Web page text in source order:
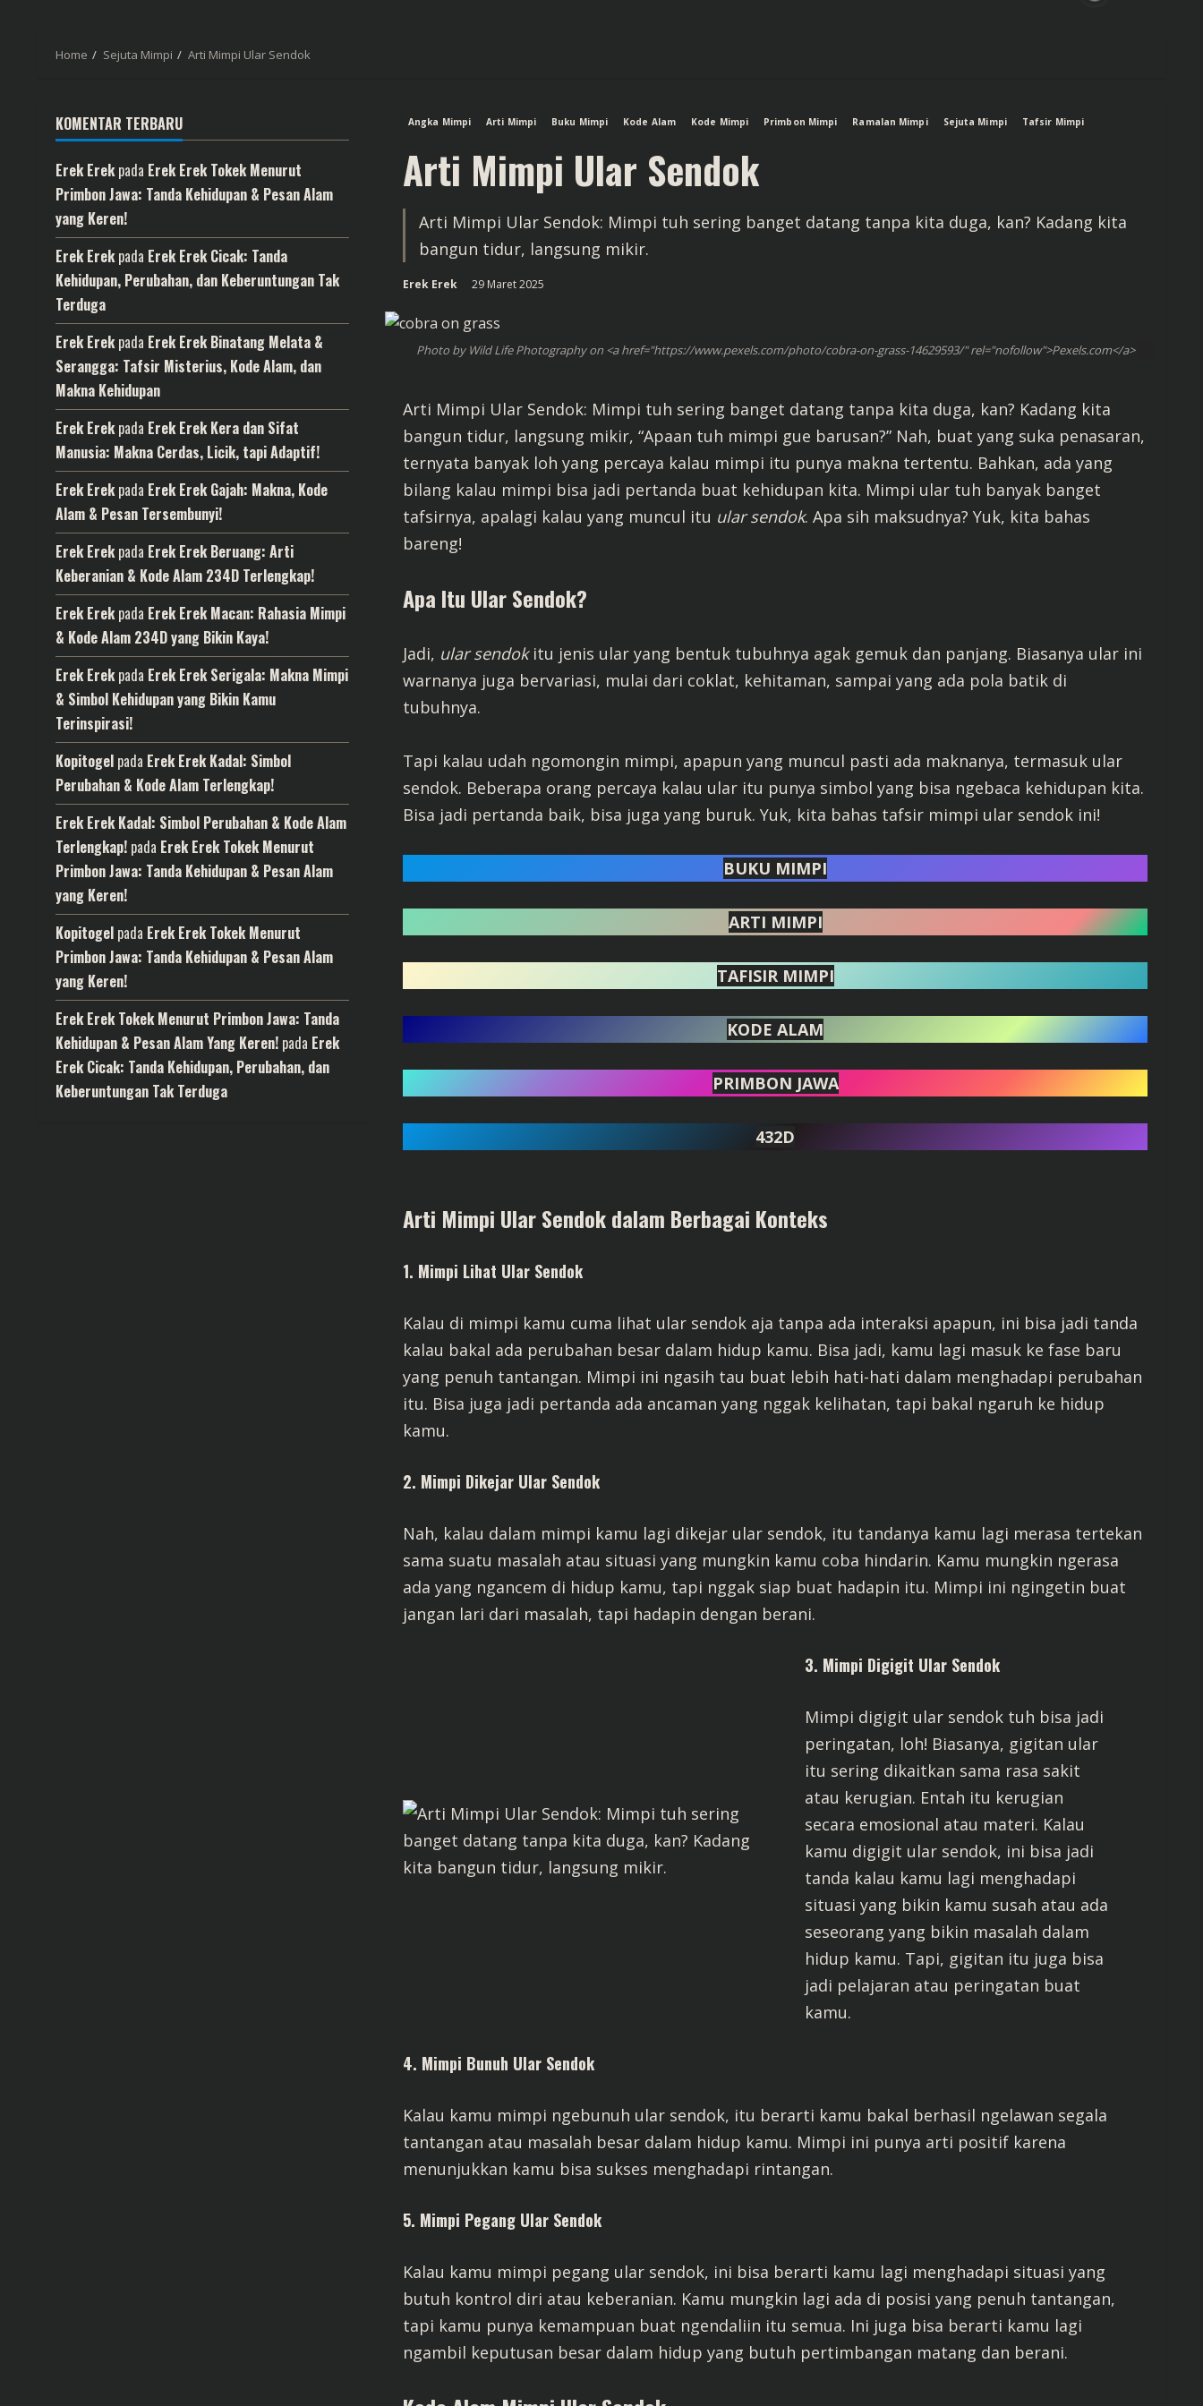
Home Sejuta Mimpi Arti Mimpi Ular Sendok
Angka Mimpi Arti Mimpi Buku Mimpi Kode Alam Kode Mimpi Primbon Mimpi Ramalan Mimpi Sejuta Mimpi Tafsir Mimpi
Arti Mimpi Ular Sendok
Arti Mimpi Ular Sendok: Mimpi tuh sering banget datang tanpa kita duga, kan? Kadang kita
bangun tidur, langsung mikir.
Erek Erek 29 Maret 2025
Photo by Wild Life Photography on <a href="https://www.pexels.com/photo/cobra-on-grass-14629593/" rel="nofollow">Pexels.com</a>
Arti Mimpi Ular Sendok: Mimpi tuh sering banget datang tanpa kita duga, kan? Kadang kita
bangun tidur, langsung mikir, “Apaan tuh mimpi gue barusan?” Nah, buat yang suka penasaran,
ternyata banyak loh yang percaya kalau mimpi itu punya makna tertentu. Bahkan, ada yang
bilang kalau mimpi bisa jadi pertanda buat kehidupan kita. Mimpi ular tuh banyak banget
tafsirnya, apalagi kalau yang muncul itu ular sendok. Apa sih maksudnya? Yuk, kita bahas
bareng!
Apa Itu Ular Sendok?
Jadi, ular sendokitu jenis ular yang bentuk tubuhnya agak gemuk dan panjang. Biasanya ular ini
warnanya juga bervariasi, mulai dari coklat, kehitaman, sampai yang ada pola batik di
tubuhnya.
Tapi kalau udah ngomongin mimpi, apapun yang muncul pasti ada maknanya, termasuk ular
sendok. Beberapa orang percaya kalau ular itu punya simbol yang bisa ngebaca kehidupan kita.
Bisa jadi pertanda baik, bisa juga yang buruk. Yuk, kita bahas tafsir mimpi ular sendok ini!
BUKU MIMPI
ARTI MIMPI
TAFISIR MIMPI
KODE ALAM
PRIMBON JAWA
432D
Arti Mimpi Ular Sendok dalam Berbagai Konteks
1. Mimpi Lihat Ular Sendok
Kalau di mimpi kamu cuma lihat ular sendok aja tanpa ada interaksi apapun, ini bisa jadi tanda
kalau bakal ada perubahan besar dalam hidup kamu. Bisa jadi, kamu lagi masuk ke fase baru
yang penuh tantangan. Mimpi ini ngasih tau buat lebih hati-hati dalam menghadapi perubahan
itu. Bisa juga jadi pertanda ada ancaman yang nggak kelihatan, tapi bakal ngaruh ke hidup
kamu.
2. Mimpi Dikejar Ular Sendok
Nah, kalau dalam mimpi kamu lagi dikejar ular sendok, itu tandanya kamu lagi merasa tertekan
sama suatu masalah atau situasi yang mungkin kamu coba hindarin. Kamu mungkin ngerasa
ada yang ngancem di hidup kamu, tapi nggak siap buat hadapin itu. Mimpi ini ngingetin buat
jangan lari dari masalah, tapi hadapin dengan berani.
3. Mimpi Digigit Ular Sendok
Mimpi digigit ular sendok tuh bisa jadi
peringatan, loh! Biasanya, gigitan ular
itu sering dikaitkan sama rasa sakit
atau kerugian. Entah itu kerugian
secara emosional atau materi. Kalau
kamu digigit ular sendok, ini bisa jadi
tanda kalau kamu lagi menghadapi
situasi yang bikin kamu susah atau ada
seseorang yang bikin masalah dalam
hidup kamu. Tapi, gigitan itu juga bisa
jadi pelajaran atau peringatan buat
kamu.
4. Mimpi Bunuh Ular Sendok
Kalau kamu mimpi ngebunuh ular sendok, itu berarti kamu bakal berhasil ngelawan segala
tantangan atau masalah besar dalam hidup kamu. Mimpi ini punya arti positif karena
menunjukkan kamu bisa sukses menghadapi rintangan.
5. Mimpi Pegang Ular Sendok
Kalau kamu mimpi pegang ular sendok, ini bisa berarti kamu lagi menghadapi situasi yang
butuh kontrol diri atau keberanian. Kamu mungkin lagi ada di posisi yang penuh tantangan,
tapi kamu punya kemampuan buat ngendaliin itu semua. Ini juga bisa berarti kamu lagi
ngambil keputusan besar dalam hidup yang butuh pertimbangan matang dan berani.
KOMENTAR TERBARU
Erek Erekpada Erek Erek Tokek Menurut
Primbon Jawa: Tanda Kehidupan & Pesan Alam
yang Keren!
Erek Erekpada Erek Erek Cicak: Tanda
Kehidupan, Perubahan, dan Keberuntungan Tak
Terduga
Erek Erekpada Erek Erek Binatang Melata &
Serangga: Tafsir Misterius, Kode Alam, dan
Makna Kehidupan
Erek Erekpada Erek Erek Kera dan Sifat
Manusia: Makna Cerdas, Licik, tapi Adaptif!
Erek Erekpada Erek Erek Gajah: Makna, Kode
Alam & Pesan Tersembunyi!
Erek Erekpada Erek Erek Beruang: Arti
Keberanian & Kode Alam 234D Terlengkap!
Erek Erekpada Erek Erek Macan: Rahasia Mimpi
& Kode Alam 234D yang Bikin Kaya!
Erek Erekpada Erek Erek Serigala: Makna Mimpi
& Simbol Kehidupan yang Bikin Kamu
Terinspirasi!
Kopitogel pada Erek Erek Kadal: Simbol
Perubahan & Kode Alam Terlengkap!
Erek Erek Kadal: Simbol Perubahan & Kode Alam
Terlengkap! pada Erek Erek Tokek Menurut
Primbon Jawa: Tanda Kehidupan & Pesan Alam
yang Keren!
Kopitogel pada Erek Erek Tokek Menurut
Primbon Jawa: Tanda Kehidupan & Pesan Alam
yang Keren!
Erek Erek Tokek Menurut Primbon Jawa: Tanda
Kehidupan & Pesan Alam Yang Keren! pada Erek
Erek Cicak: Tanda Kehidupan, Perubahan, dan
Keberuntungan Tak Terduga